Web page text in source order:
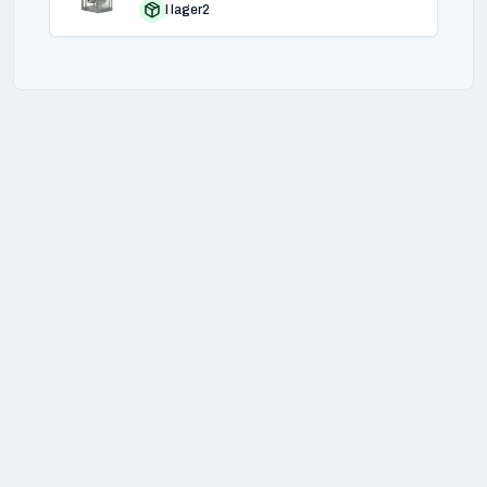
I lager2